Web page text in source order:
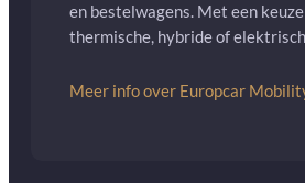
en bestelwagens. Met een
thermische, hybride of
Meer info over Europcar